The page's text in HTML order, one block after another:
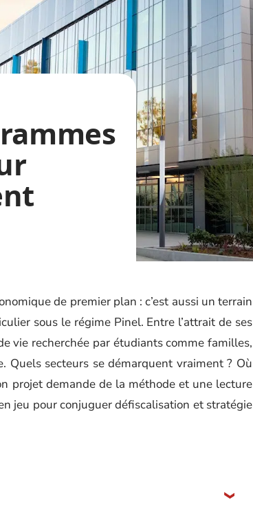
de premier plan : c’est aussi un terrain
sous le régime Pinel. Entre l’attrait de ses
vie recherchée par étudiants comme familles,
Quels secteurs se démarquent vraiment ? Où
projet demande de la méthode et une lecture
jeu pour conjuguer défiscalisation et stratégie